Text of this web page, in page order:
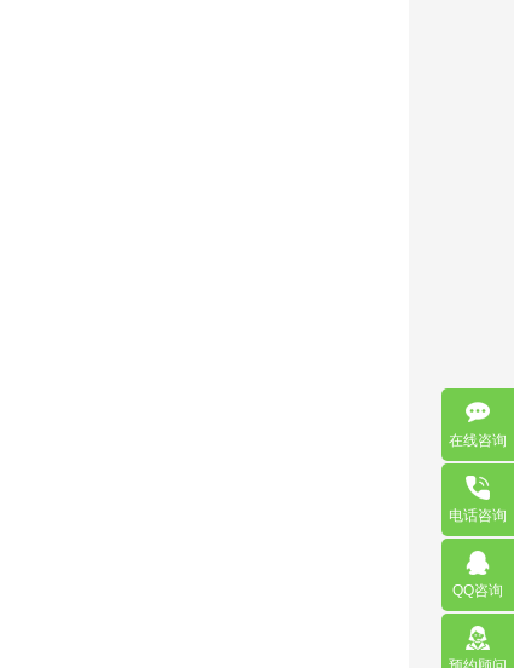
在线咨询
电话咨询
QQ咨询